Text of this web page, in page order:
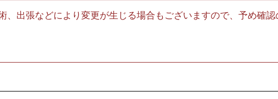
、出張などにより変更が生じる場合もございますので、予め確